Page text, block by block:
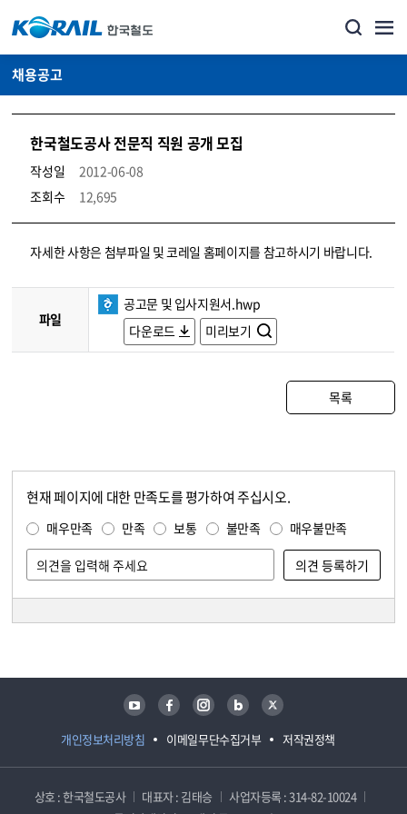
채용공고
한국철도공사 전문직 직원 공개 모집
작성일
2012-06-08
조회수
12,695
코레일소개_경영공시_채용공고 상세보기 – 내용, 파일, 담당자 연락처로 구성
자세한 사항은 첨부파일 및 코레일 홈페이지를 참고하시기 바랍니다.
파일
공고문 및 입사지원서.hwp
다운로드
미리보기
목록
현재 페이지에 대한 만족도를 평가하여 주십시오.
매우만족 만족 보통 불만족 매우불만족
개인정보처리방침 이메일무단수집거부 저작권정책
유튜브 페이스북 인스타그램 블로그 트위터
상호 : 한국철도공사 대표자 : 김태승
사업자등록 : 314-82-10024